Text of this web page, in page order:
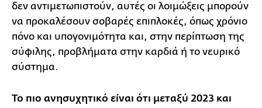
δεν αντιμετωπιστούν, αυτές οι λοιμώξεις μπορούν
να προκαλέσουν σοβαρές επιπλοκές, όπως χρόνιο
πόνο και υπογονιμότητα και, στην περίπτωση της
σύφιλης, προβλήματα στην καρδιά ή το νευρικό
σύστημα.
Το πιο ανησυχητικό είναι ότι μεταξύ 2023 και